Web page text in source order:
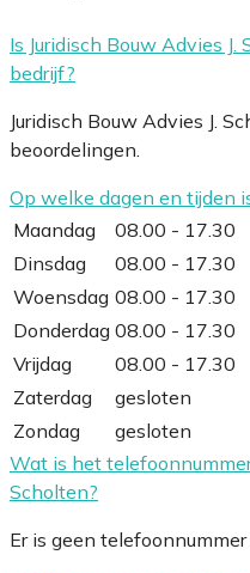
Is Juridisch Bouw Advies
bedrijf?
Juridisch Bouw Advies J.
beoordelingen.
Op welke dagen en tijden
Maandag
08.00 - 17.30
Dinsdag
08.00 - 17.30
Woensdag 08.00 - 17.30
Donderdag 08.00 - 17.30
Vrijdag
08.00 - 17.30
Zaterdag
gesloten
Zondag
gesloten
Wat is het
Scholten?
Er is geen